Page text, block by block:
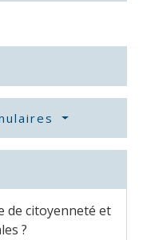
de citoyenneté et
?